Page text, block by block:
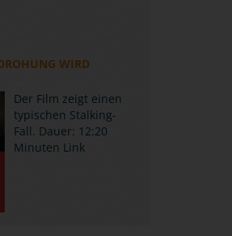
WIRD
Der Film zeigt einen
typischen Stalking-
Fall. Dauer: 12:20
Minuten Link